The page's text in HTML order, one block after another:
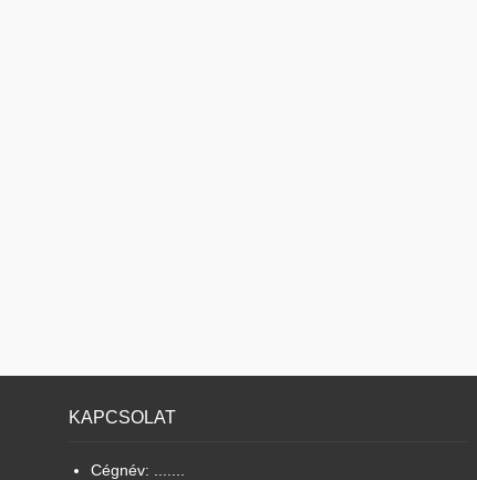
KAPCSOLAT
Cégnév: .......